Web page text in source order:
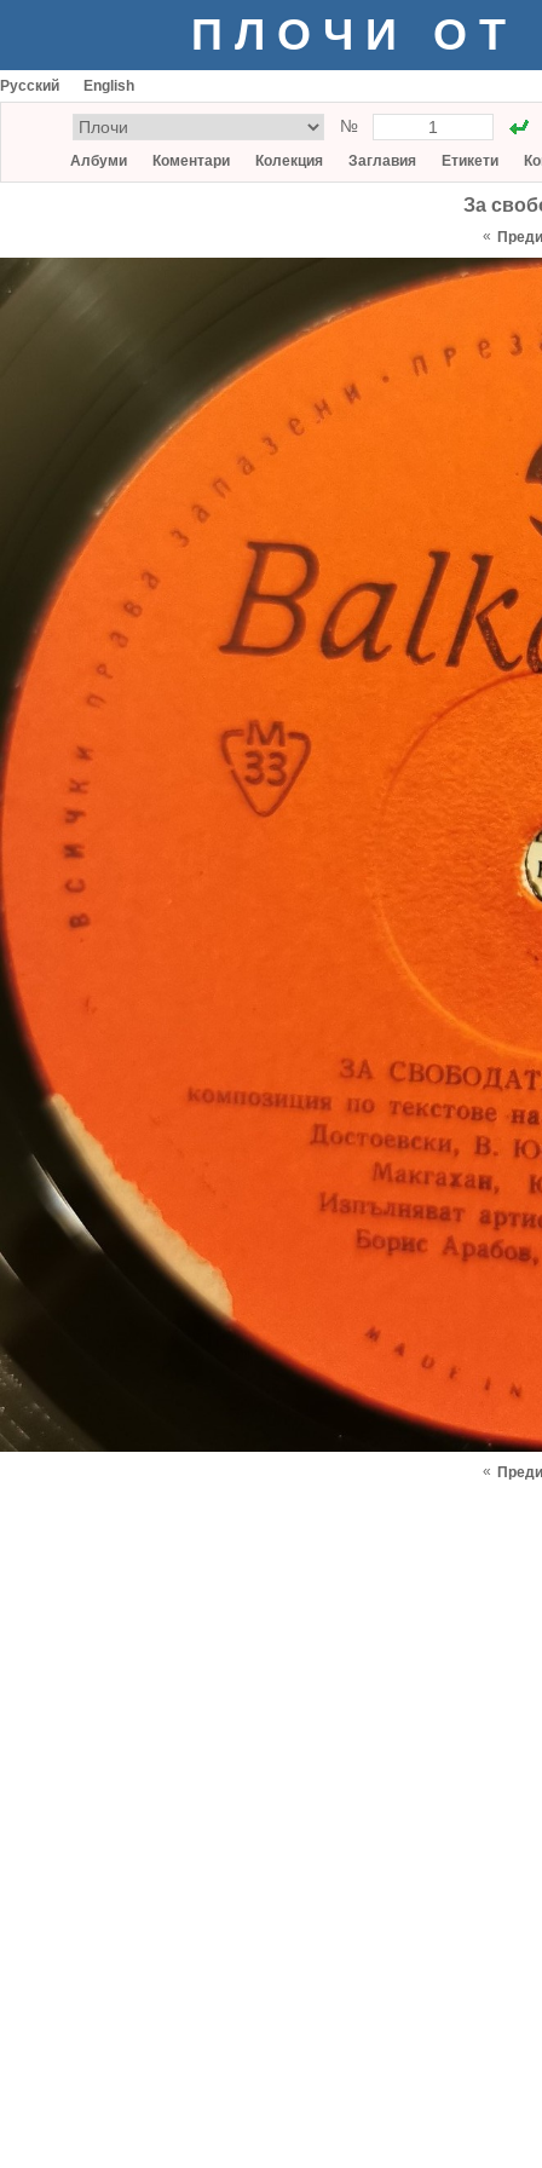
ПЛОЧИ ОТ
Русский English
№
Албуми Коментари Колекция Заглавия Етикети
За
«
«